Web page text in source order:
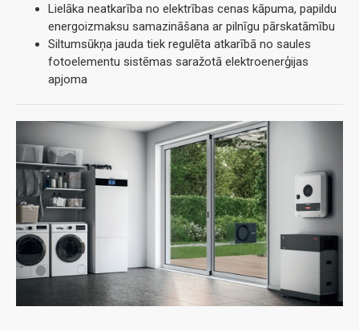
Lielāka neatkarība no elektrības cenas kāpuma, papildu
energoizmaksu samazināšana ar pilnīgu pārskatāmību
Siltumsūkņa jauda tiek regulēta atkarībā no saules
fotoelementu sistēmas saražotā elektroenerģijas
apjoma